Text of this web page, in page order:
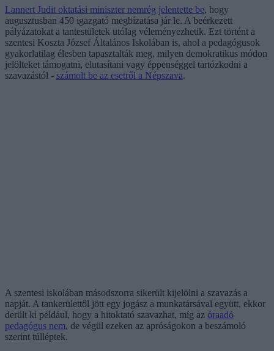
Lannert Judit oktatási miniszter nemrég jelentette be, hogy
augusztusban 450 igazgató megbízatása jár le. A beérkezett
pályázatokat a tantestületek utólag véleményezhetik. Ezt történt a
szentesi Koszta József Általános Iskolában is, ahol a pedagógusok
gyakorlatilag élesben tapasztalták meg, milyen demokratikus módon
jelölteket támogatni, elutasítani vagy éppenséggel tartózkodni a
szavazástól - számolt be az esetről a Népszava.
A szentesi iskolában másodszorra sikerült kijelölni a szavazás a
napját. A tankerülettől jött egy jogász a munkatársával együtt, ekkor
derült ki például, hogy a hitoktató szavazhat, míg az óraadó
pedagógus nem, de végül ezeken az apróságokon a beszámoló
szerint túlléptek.